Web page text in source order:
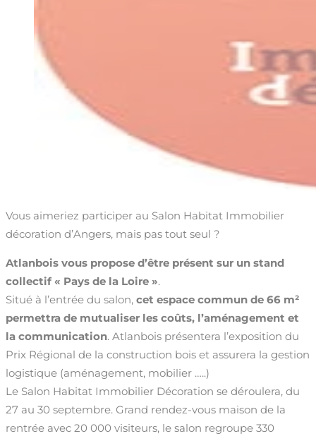
Vous aimeriez participer au Salon Habitat Immobilier
décoration d’Angers, mais pas tout seul ?
Atlanbois vous propose d’être présent sur un stand
collectif « Pays de la Loire ».
Situé à l’entrée du salon, cet espace commun de 66 m²
permettra de mutualiser les coûts, l’aménagement et
la communication. Atlanbois présentera l’exposition du
Prix Régional de la construction bois et assurera la gestion
logistique (aménagement, mobilier …..)
Le Salon Habitat Immobilier Décoration se déroulera, du
27 au 30 septembre. Grand rendez-vous maison de la
rentrée avec 20 000 visiteurs, le salon regroupe 330